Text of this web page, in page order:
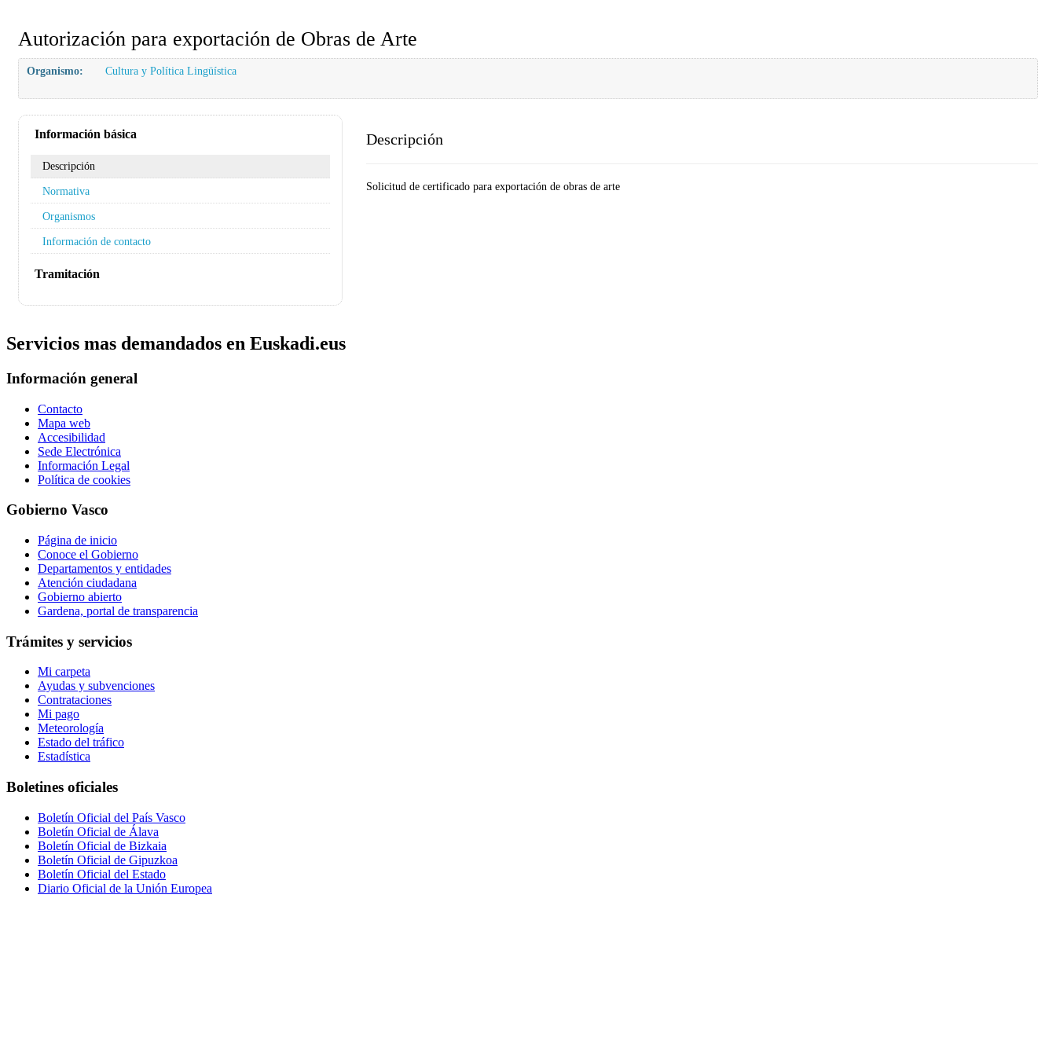
Autorización para exportación de Obras de Arte
Organismo: Cultura y Política Lingüística
Información básica
Descripción
Normativa
Organismos
Información de contacto
Tramitación
Descripción
Solicitud de certificado para exportación de obras de arte
Servicios mas demandados en Euskadi.eus
Información general
Contacto
Mapa web
Accesibilidad
Sede Electrónica
Información Legal
Política de cookies
Gobierno Vasco
Página de inicio
Conoce el Gobierno
Departamentos y entidades
Atención ciudadana
Gobierno abierto
Gardena, portal de transparencia
Trámites y servicios
Mi carpeta
Ayudas y subvenciones
Contrataciones
Mi pago
Meteorología
Estado del tráfico
Estadística
Boletines oficiales
Boletín Oficial del País Vasco
Boletín Oficial de Álava
Boletín Oficial de Bizkaia
Boletín Oficial de Gipuzkoa
Boletín Oficial del Estado
Diario Oficial de la Unión Europea